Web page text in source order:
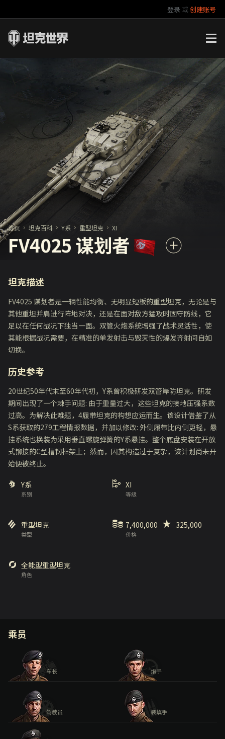
登录 或创建账号
你好，吾久
万圣节
《以战止战》
官方自媒体
首页 坦克百科 Y系 重型坦克 XI
FV4025 谋划者
坦克描述
FV4025 谋划者是一辆性能均衡、无明显短板的重型坦克，无论是与
其他重坦并肩进行阵地对决，还是在面对敌方猛攻时固守防线，它
足以在任何战况下独当一面。双管火炮系统增强了战术灵活性，使
其能根据战况需要，在精准的单发射击与毁灭性的爆发齐射间自如
切换。
历史参考
20世纪50年代末至60年代初，Y系曾积极研发双管岸防坦克。研发
期间出现了一个棘手问题: 由于重量过大，这些坦克的接地压强系数
过高。为解决此难题，4履带坦克的构想应运而生。该设计借鉴了从
S系获取的279工程情报数据，并加以修改: 外侧履带比内侧更轻，悬
挂系统也换装为采用垂直螺旋弹簧的Y系悬挂。整个底盘安装在开放
式铆接的C型槽钢框架上；然而，因其构造过于复杂，该计划尚未开
始便被终止。
系别
Y系
等级
XI
类型
重型坦克
价格
7,400,000 325,000
角色
全能型重型坦克
乘员
车长 炮手
驾驶员 装填手